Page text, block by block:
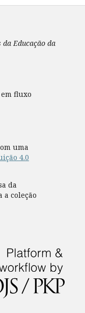
da Educação da
fluxo
uma
4.0
da
coleção